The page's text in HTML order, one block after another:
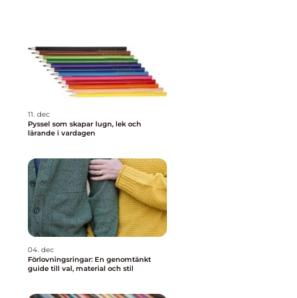
11. dec
Pyssel som skapar lugn, lek och
lärande i vardagen
04. dec
Förlovningsringar: En genomtänkt
guide till val, material och stil